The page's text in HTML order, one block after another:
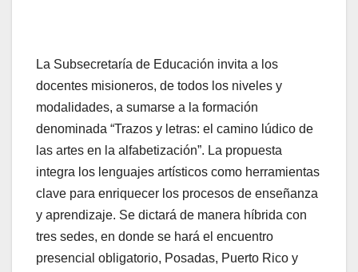
La Subsecretaría de Educación invita a los
docentes misioneros, de todos los niveles y
modalidades, a sumarse a la formación
denominada “Trazos y letras: el camino lúdico de
las artes en la alfabetización”. La propuesta
integra los lenguajes artísticos como herramientas
clave para enriquecer los procesos de enseñanza
y aprendizaje. Se dictará de manera híbrida con
tres sedes, en donde se hará el encuentro
presencial obligatorio, Posadas, Puerto Rico y